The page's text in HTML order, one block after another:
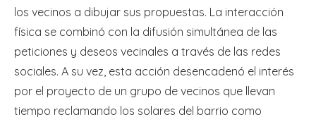
los vecinos a dibujar sus propuestas. La interacción
física se combinó con la difusión simultánea de las
peticiones y deseos vecinales a través de las redes
sociales. A su vez, esta acción desencadenó el interés
por el proyecto de un grupo de vecinos que llevan
tiempo reclamando los solares del barrio como